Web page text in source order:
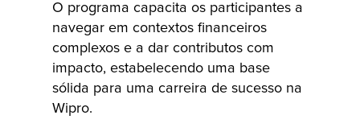
claramente
definido,
permitindo aos
candidatos
adquirir
O programa capacita os participantes a
navegar em contextos financeiros
complexos e a dar contributos com
impacto, estabelecendo uma base
sólida para uma carreira de sucesso na
Wipro.